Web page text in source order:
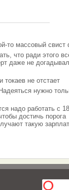
то массовый свист
что ради этого
даже не
токаев не отстает
нужно
надо работать с
достичь порога
такую